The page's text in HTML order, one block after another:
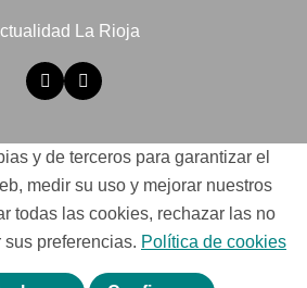
La Rioja
y de terceros para garantizar el
medir su uso y mejorar nuestros
todas las cookies, rechazar las no
preferencias. Política de cookies